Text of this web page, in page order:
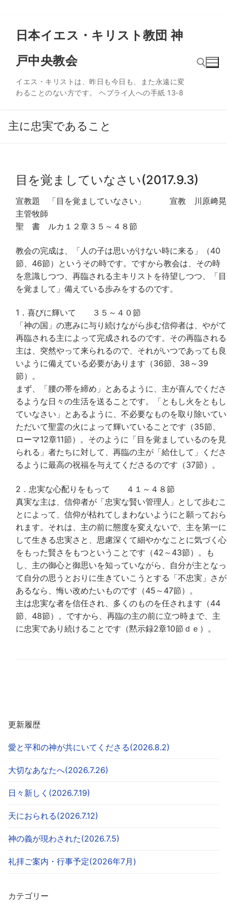
日本イエス・キリスト教団 神
戸中央教会
イエス・キリストは、昨日も今日も、また永遠に変
わることのない方です。 ヘブライ人への手紙 13‐8
主に忠実であること
目を覚ましていなさい(2017.9.3)
宣教題 「目を覚ましていなさい」 宣教 川原﨑晃
主管牧師
聖 書 ルカ１２章３５～４８節
教会の完成は、「人の子は思いがけない時に来る」（40
節、46節）というその時です。ですから教会は、その時
を意識しつつ、再臨される主キリストを待望しつつ、「目
を覚まして」備えている歩みをするのです。
1．喜びに輝いて ３５～４０節
「神の国」の恵みに与り続けながら歩む信仰者は、やがて
再臨される主によって完成されるのです。その再臨される
主は、突然やって来られるので、それがいつであっても良
いように備えている必要があります（36節、38～39
節）。
まず、「腰の帯を締め」とあるように、主が喜んでくださ
るような日々の生活を送ることです。「ともし火をともし
ていなさい」とあるように、不必要なものを取り除いてい
ただいて聖霊の火によって輝いていることです（35節、
ローマ12章11節）。そのように「目を覚ましているのを見
られる」者たちに対して、再臨の主が「給仕して」くださ
るように最高の祝福を与えてくださるのです（37節）。
2．忠実な心配りをもって ４１～４８節
真実な主は、信仰者が「忠実な賢い管理人」として歩むこ
とによって、信仰が枯れてしまわないようにと願っておら
れます。それは、主の前に態度を変えないで、主を第一に
して生きる忠実さと、思慮深くて細やかなことに気づく心
をもった賢さをもつということです（42～43節）。も
し、主の御心と御思いを知っていながら、自分が主となっ
て自分の思うとおりに生きていこうとする「不忠実」さが
あるなら、悔い改めたいものです（45～47節）。
主は忠実な者を信任され、多くのものを任されます（44
節、48節）。ですから、再臨の主の前に立つ時まで、主
に忠実であり続けることです（黙示録2章10節ｄｅ）。
更新履歴
愛と平和の神が共にいてくださる(2026.8.2)
大切なあなたへ(2026.7.26)
日々新しく(2026.7.19)
天におられる(2026.7.12)
神の義が現わされた(2026.7.5)
礼拝ご案内・行事予定(2026年7月)
カテゴリー